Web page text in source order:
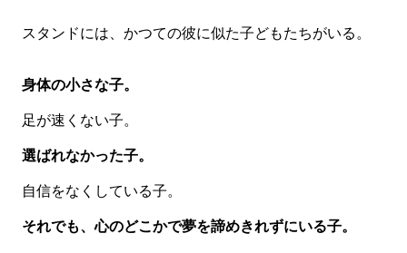
スタンドには、かつての彼に似た子どもたちがいる。
身体の小さな子。
足が速くない子。
選ばれなかった子。
自信をなくしている子。
それでも、心のどこかで夢を諦めきれずにいる子。